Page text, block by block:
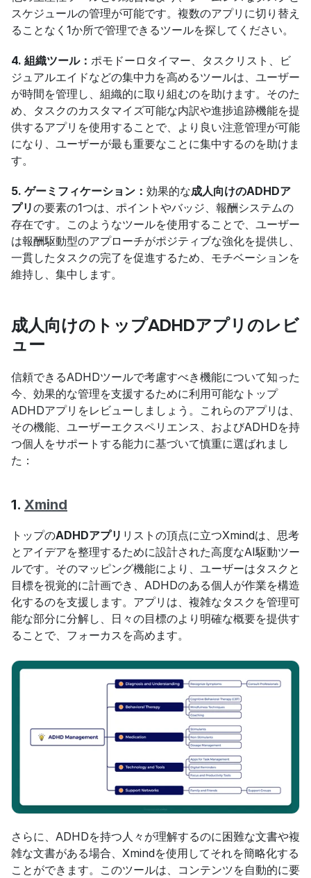
スケジュールの管理が可能です。複数のアプリに切り替え
ることなく1か所で管理できるツールを探してください。
4. 組織ツール： ポモドーロタイマー、タスクリスト、ビ
ジュアルエイドなどの集中力を高めるツールは、ユーザー
が時間を管理し、組織的に取り組むのを助けます。そのた
め、タスクのカスタマイズ可能な内訳や進捗追跡機能を提
供するアプリを使用することで、より良い注意管理が可能
になり、ユーザーが最も重要なことに集中するのを助けま
す。
5. ゲーミフィケーション： 効果的な成人向けのADHDア
プリの要素の1つは、ポイントやバッジ、報酬システムの
存在です。このようなツールを使用することで、ユーザー
は報酬駆動型のアプローチがポジティブな強化を提供し、
一貫したタスクの完了を促進するため、モチベーションを
維持し、集中します。
成人向けのトップADHDアプリのレビ
ュー
信頼できるADHDツールで考慮すべき機能について知った
今、効果的な管理を支援するために利用可能なトップ
ADHDアプリをレビューしましょう。これらのアプリは、
その機能、ユーザーエクスペリエンス、およびADHDを持
つ個人をサポートする能力に基づいて慎重に選ばれまし
た：
1. Xmind
トップのADHDアプリ リストの頂点に立つXmindは、思考
とアイデアを整理するために設計された高度なAI駆動ツー
ルです。そのマッピング機能により、ユーザーはタスクと
目標を視覚的に計画でき、ADHDのある個人が作業を構造
化するのを支援します。アプリは、複雑なタスクを管理可
能な部分に分解し、日々の目標のより明確な概要を提供す
ることで、フォーカスを高めます。
さらに、ADHDを持つ人々が理解するのに困難な文書や複
雑な文書がある場合、Xmindを使用してそれを簡略化する
ことができます。このツールは、コンテンツを自動的に要